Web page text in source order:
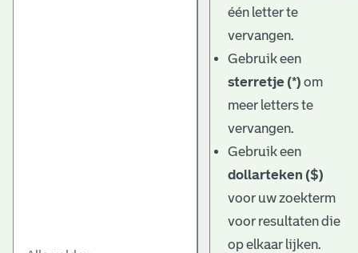
één letter te
vervangen.
Gebruik een
sterretje (*) om
meer letters te
vervangen.
Gebruik een
dollarteken ($)
voor uw zoekterm
voor resultaten die
op elkaar lijken.